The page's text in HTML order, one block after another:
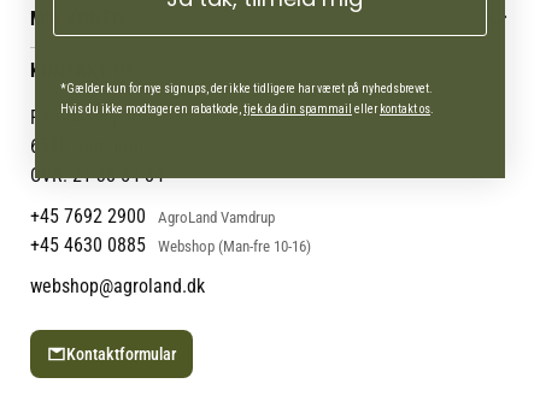
Følg din bestilling
Persondatapolitik
Cookies
Returportal
Job
Mærker
Om os
Om Vestjyllands Andel
Blog
Ofte stillede spørgsmål
MIN KONTO
Administrer min konto
Min Konto
KONTAKT OS
Pantonevej 10
6580 Vamdrup
CVR: 21 38 54 84
+45 7692 2900
AgroLand Vamdrup
+45 4630 0885 Webshop (Man-fre 10-16)
webshop@agroland.dk
Kontaktformular
*Gælder kun for nye signups, der ikke tidligere har været på nyhedsbrevet.
Hvis du ikke modtager en rabatkode, tjek da din spammail ellerkontakt os